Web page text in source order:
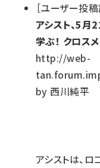
［ユーザー投稿
アシスト、5月
学ぶ！ クロス
http://web-
by 西川純平
アシストは、